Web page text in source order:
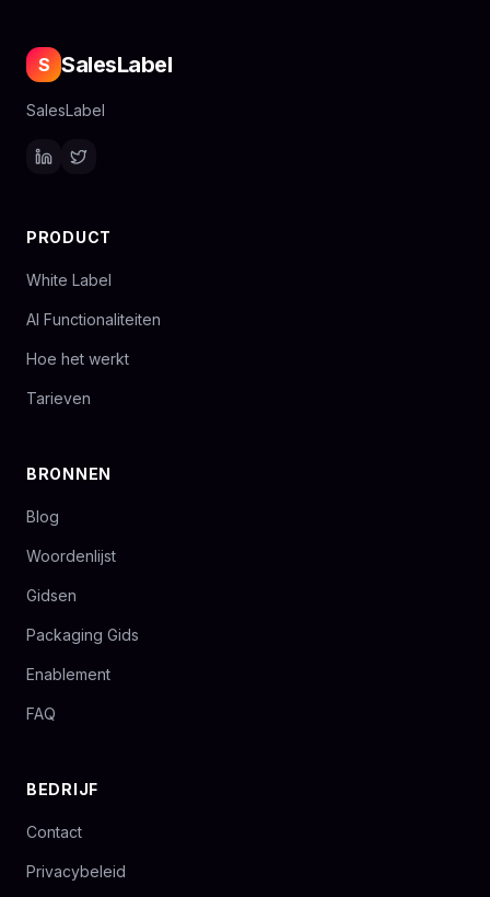
S SalesLabel
SalesLabel
PRODUCT
White Label
AI Functionaliteiten
Hoe het werkt
Tarieven
BRONNEN
Blog
Woordenlijst
Gidsen
Packaging Gids
Enablement
FAQ
BEDRIJF
Contact
Privacybeleid